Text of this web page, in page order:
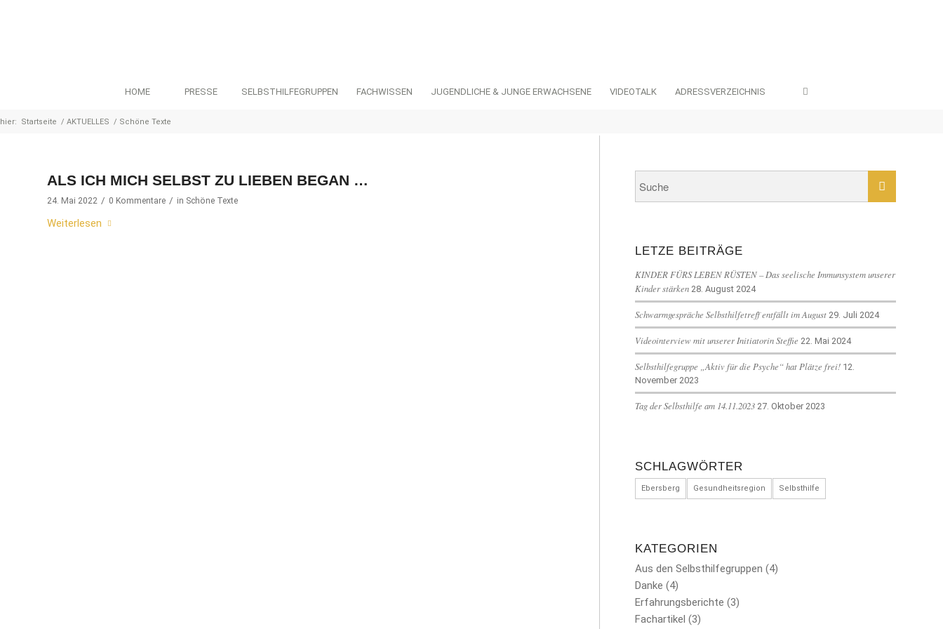
HOME PRESSE SELBSTHILFEGRUPPEN FACHWISSEN JUGENDLICHE & JUNGE ERWACHSENE VIDEOTALK ADRESSVERZEICHNIS
Startseite / AKTUELLES / Schöne Texte
ALS ICH MICH SELBST ZU LIEBEN BEGAN …
24. Mai 2022 / 0 Kommentare / in Schöne Texte
Weiterlesen
LETZE BEITRÄGE
KINDER FÜRS LEBEN RÜSTEN – Das seelische Immunsystem unserer
Kinder stärken 28. August 2024
Schwarmgespräche Selbsthilfetreff entfällt im August 29. Juli 2024
Videointerview mit unserer Initiatorin Steffie 22. Mai 2024
Selbsthilfegruppe „Aktiv für die Psyche“ hat Plätze frei! 12.
November 2023
Tag der Selbsthilfe am 14.11.2023 27. Oktober 2023
SCHLAGWÖRTER
Ebersberg Gesundheitsregion Selbsthilfe
KATEGORIEN
Aus den Selbsthilfegruppen (4)
Danke (4)
Erfahrungsberichte (3)
Fachartikel (3)